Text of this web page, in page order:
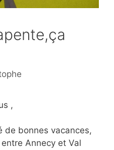
,
de bonnes vacances,
Annecy et Val